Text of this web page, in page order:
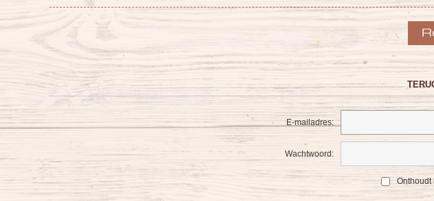
E-mailadres:
Wachtwoord:
Onthoudt